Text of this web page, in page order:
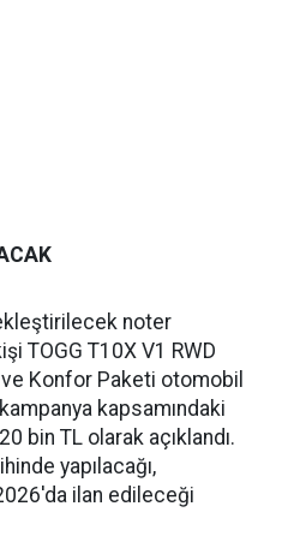
noter
TOGG T10X V1 RWD
Konfor Paketi otomobil
kapsamındaki
bin TL olarak açıklandı.
yapılacağı,
ilan edileceği